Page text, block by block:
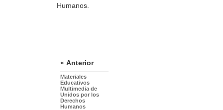
Humanos.
« Anterior
Materiales
Educativos
Multimedia de
Unidos por los
Derechos
Humanos